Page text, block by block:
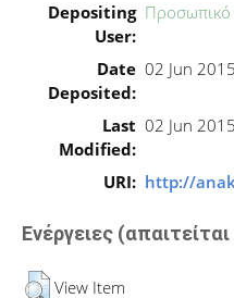
Depositing
User:
Προσωπικό
Date
Deposited:
02 Jun
Last
Modified:
02 Jun
URI: http://
Ενέργειες
View Item